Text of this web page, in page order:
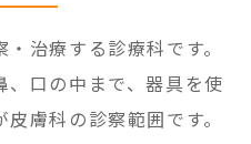
治療する診療科です。
口の中まで、器具を使
膚科の診察範囲です。